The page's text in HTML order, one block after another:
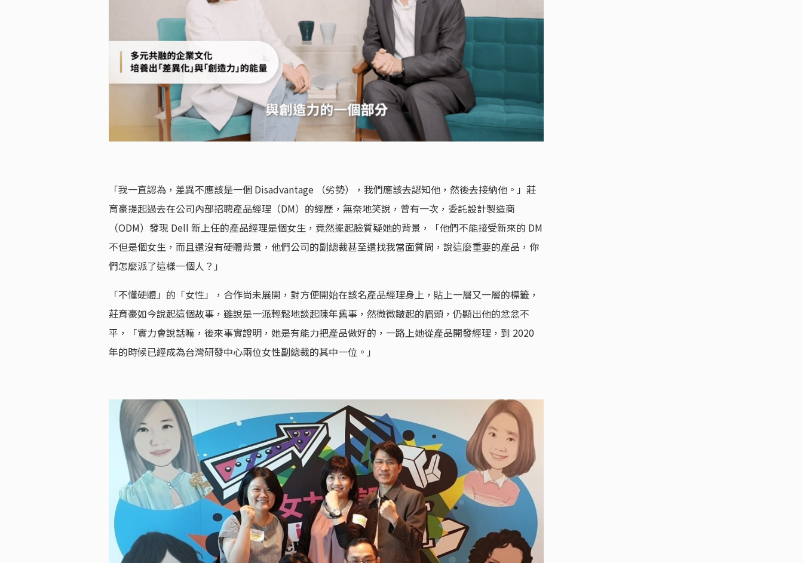
「我一直認為，差異不應該是一個 Disadvantage （劣勢），我們應該去認知他，然後去接納他。」莊
育豪提起過去在公司內部招聘產品經理（DM）的經歷，無奈地笑說，曾有一次，委託設計製造商
（ODM）發現 Dell 新上任的產品經理是個女生，竟然擺起臉質疑她的背景，「他們不能接受新來的 DM
不但是個女生，而且還沒有硬體背景，他們公司的副總裁甚至還找我當面質問，說這麼重要的產品，你
們怎麼派了這樣一個人？」
「不懂硬體」的「女性」，合作尚未展開，對方便開始在該名產品經理身上，貼上一層又一層的標籤，
莊育豪如今說起這個故事，雖說是一派輕鬆地談起陳年舊事，然微微皺起的眉頭，仍顯出他的忿忿不
平，「實力會說話嘛，後來事實證明，她是有能力把產品做好的，一路上她從產品開發經理，到 2020
年的時候已經成為台灣研發中心兩位女性副總裁的其中一位。」